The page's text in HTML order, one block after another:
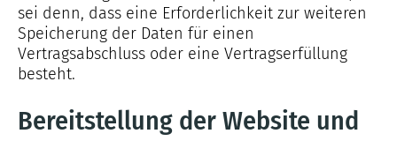
sei denn, dass eine Erforderlichkeit zur weiteren
Speicherung der Daten für einen
Vertragsabschluss oder eine Vertragserfüllung
besteht.
Bereitstellung der Website und